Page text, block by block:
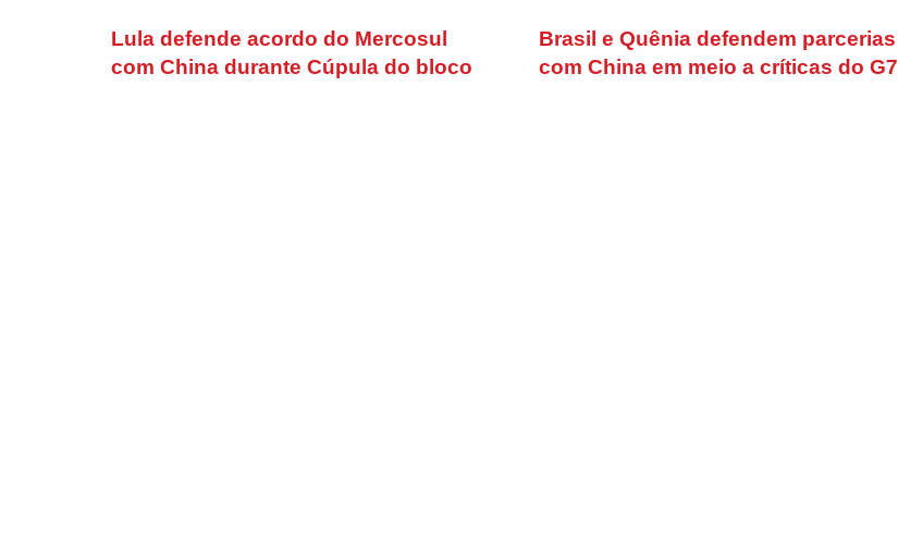
Lula defende acordo do Mercosul
com China durante Cúpula do bloco
Brasil e Quênia defendem parcerias
com China em meio a críticas do G7